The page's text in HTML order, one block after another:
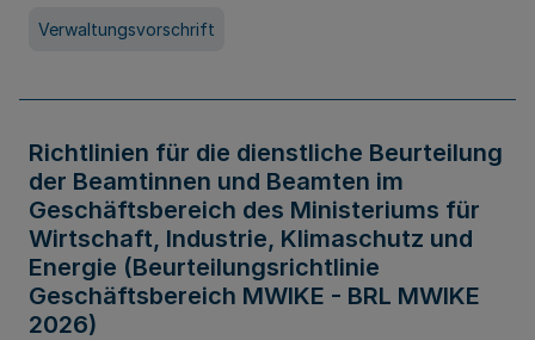
Verwaltungsvorschrift
Richtlinien für die dienstliche Beurteilung
der Beamtinnen und Beamten im
Geschäftsbereich des Ministeriums für
Wirtschaft, Industrie, Klimaschutz und
Energie (Beurteilungsrichtlinie
Geschäftsbereich MWIKE - BRL MWIKE
2026)